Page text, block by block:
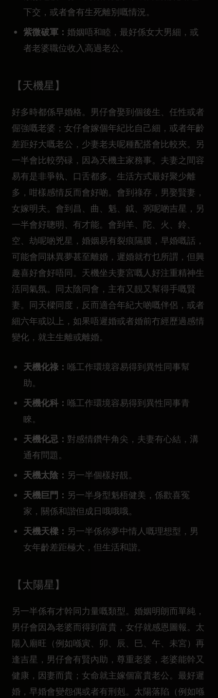
下交，或者會有生死離別嘅情況。
紫微破軍： 婚姻唔和睦，最好係女大男細，或
者老婆職位收入高過老公。
【天機星】
好多時都係早婚格。男仔會娶到個後生、任性或者
倔強嘅老婆；女仔會嫁個年紀比自己細，或者年齡
差距好大嘅老公，少妻老夫呢種配搭會比較夾。另
一半會比較勞碌，因為天機主家務事。夫妻之間容
易有是非爭執、口舌都多。生活方式最好聚少離
多，咁樣感情反而會好啲。會到祿存，男娶賢妻，
女嫁明夫。會到昌、曲、魁、鉞、弼呢啲吉星，另
一半會好聰明、有才能。會到羊、陀、火、鈴、
空、劫呢啲兇星，婚姻易有裂痕隔膜，早婚嘅話，
可能會同牀異夢甚至離婚，遲婚就冇乜所謂，但興
趣喜好會好唔同。天機坐夫妻宮嘅人好注重精神生
活同氣氛。同太陰同會，主有又靚又幫得手嘅賢
妻。同天樑同度，反而適合年紀大啲嘅伴侶，或者
細六年或以上，如果唔遲婚或者婚前冇經歷過感情
變化，就主生離或離婚。
天機化祿： 喺工作環境容易得到異性同事幫
助。
天機化科： 喺工作環境容易得到異性同事青
睞。
天機化忌： 對感情鑽牛角尖，夫妻有心結，溝
通有問題。
天機太陰： 另一半個樣好靚。
天機巨門： 另一半身型魁梧健美，係歡喜冤
家，關係和諧但成日哦哦哦。
天機天樑： 另一半係你夢中情人嘅理想型，男
女年齡差距極大，但生活和諧。
【太陽星】
另一半係有才幹同力量嘅類型。婚姻明朗而單純，
男仔會因為老婆而得到富貴，女仔就感恩圖報。太
陽入廟旺（例如喺寅、卯、辰、巳、午、未宮）再
逢吉星，男仔會有賢內助，尊重老婆，老婆能幹又
健康，因妻而貴；女命就主嫁個富貴老公。最好遲
婚，早婚會變怨偶或者有刑剋。太陽落陷（例如喺